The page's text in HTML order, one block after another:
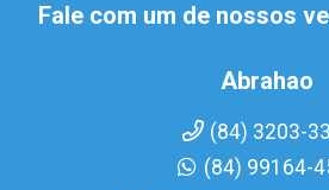
Fale com um de nossos
Abrahao
(84) 3203-
(84) 99164-